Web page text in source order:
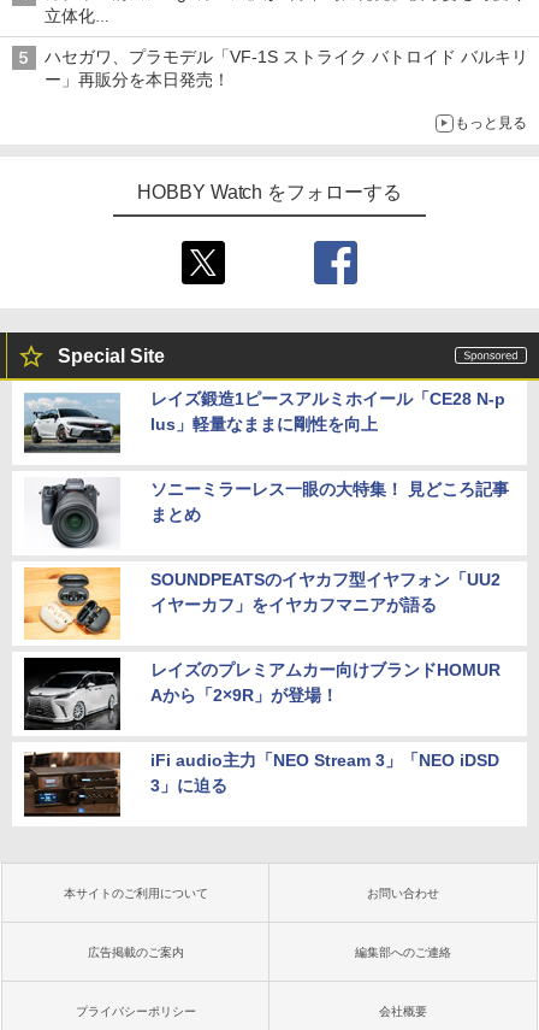
立体化
ライトニング・マックィーンやメーターなど4種がラインナップ
ハセガワ、プラモデル「VF-1S ストライク バトロイド バルキリ
ー」再販分を本日発売！
もっと見る
HOBBY Watch をフォローする
Special Site
レイズ鍛造1ピースアルミホイール「CE28 N-p
lus」軽量なままに剛性を向上
ソニーミラーレス一眼の大特集！ 見どころ記事
まとめ
SOUNDPEATSのイヤカフ型イヤフォン「UU2
イヤーカフ」をイヤカフマニアが語る
レイズのプレミアムカー向けブランドHOMUR
Aから「2×9R」が登場！
iFi audio主力「NEO Stream 3」「NEO iDSD
3」に迫る
本サイトのご利用について お問い合わせ
広告掲載のご案内 編集部へのご連絡
プライバシーポリシー 会社概要